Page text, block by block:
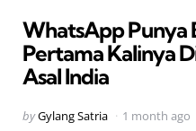
WhatsApp Punya
Pertama Kalinya
Asal India
Posted
byGylang Satria 1 month ago